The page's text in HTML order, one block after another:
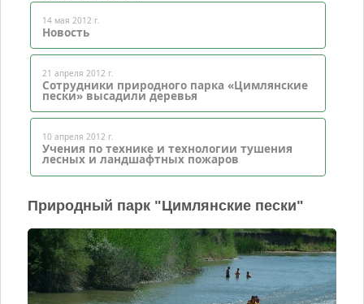
14 мая 2012 г.
Новость
21 апреля 2012 г.
Сотрудники природного парка «Цимлянские
пески» высадили деревья
10 апреля 2012 г.
Учения по технике и технологии тушения
лесных и ландшафтных пожаров
Природный парк "Цимлянские пески"